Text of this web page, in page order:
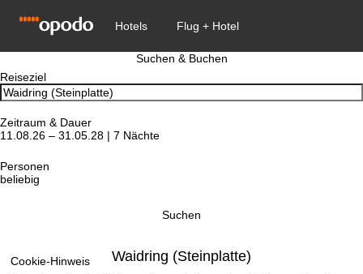
Cookie-Hinweis
Suchen & Buchen
Reiseziel
Zeitraum & Dauer
11.08.26 – 31.05.28 | 7 Nächte
Personen
beliebig
Suchen
Waidring (Steinplatte)